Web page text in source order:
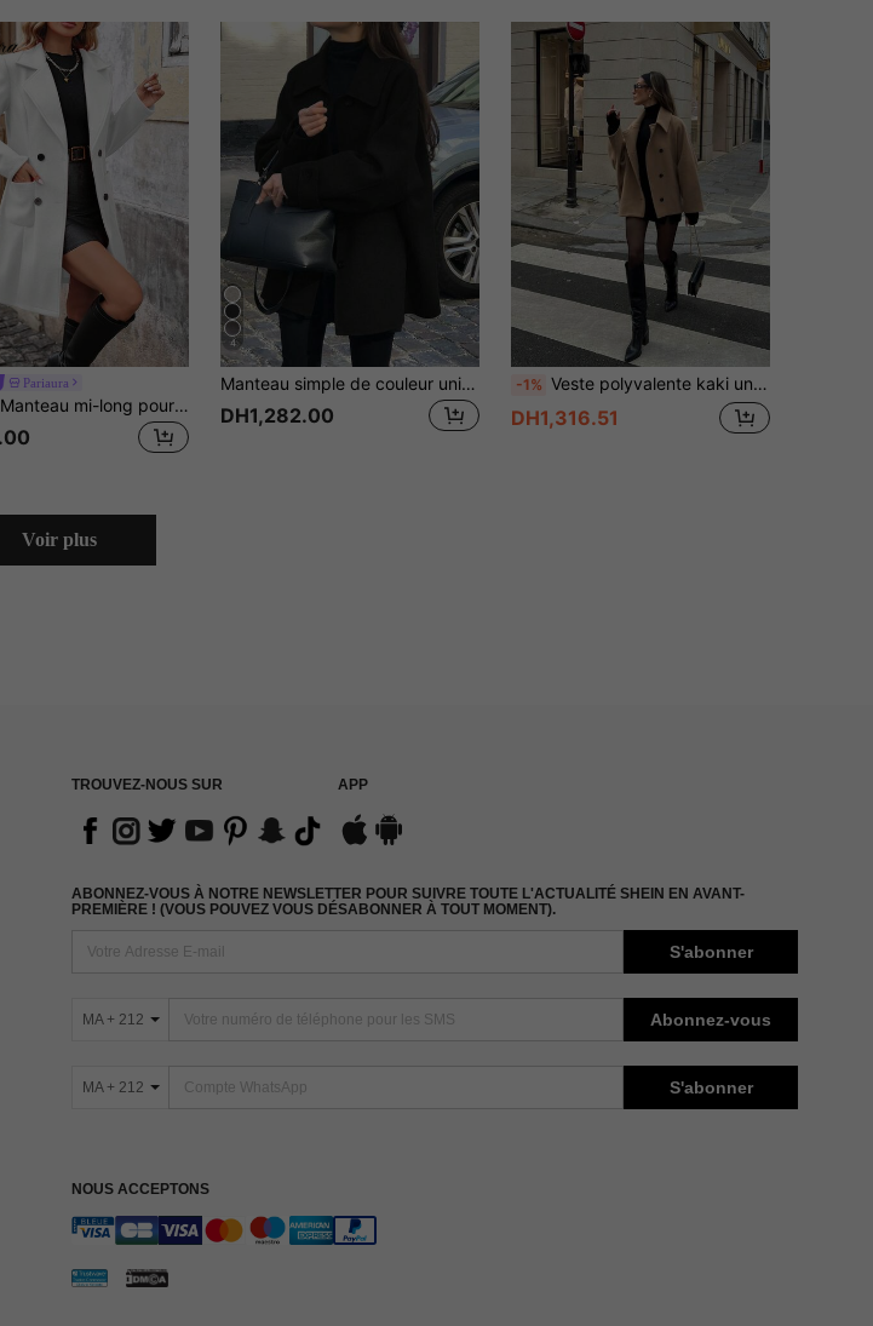
Pariaura
Pariaura Manteau mi-long pour femmes de couleur unie, col cranté double boutonnage, veste d'hiver coupe-vent, Noël
4
Manteau simple de couleur unie avec poches avant, boutons, col rabattu et manches raglan pour femmes, automne/hiver noir
DH1,282.00
-1% Veste polyvalente kaki unie à boutons devant et poches côtelées pour femmes, avec poches, élégante & polyvalente pour l'automne
DH1,316.51
Voir plus
TROUVEZ-NOUS SUR APP
ABONNEZ-VOUS À NOTRE NEWSLETTER POUR SUIVRE TOUTE L'ACTUALITÉ SHEIN EN AVANT-
PREMIÈRE ! (VOUS POUVEZ VOUS DÉSABONNER À TOUT MOMENT).
S'abonner
MA + 212 Abonnez-vous
MA + 212 S'abonner
NOUS ACCEPTONS